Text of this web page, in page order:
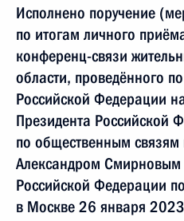
Исполнено поручение
по итогам личного
конференц-связи
области, проведённого
Российской Федерации
Президента Российской
по общественным
Александром
Российской Федерации
в Москве 26 января